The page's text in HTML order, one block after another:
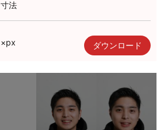
寸法
×px ダウンロード